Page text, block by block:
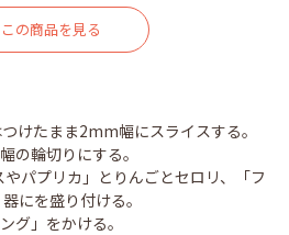
この商品を見る
けたまま2mm幅にスライスする。
の輪切りにする。
パプリカ」とりんごとセロリ、「フ
にを盛り付ける。
グ」をかける。